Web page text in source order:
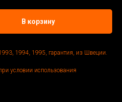
В корзину
1994, 1995, гарантия, из Швеции.
условии использования